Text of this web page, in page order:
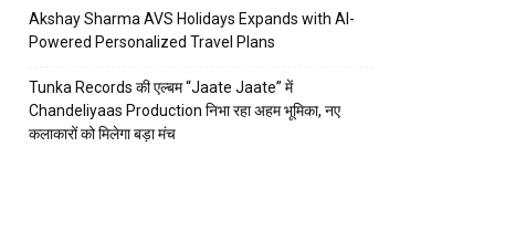
Akshay Sharma AVS Holidays Expands with AI-
Powered Personalized Travel Plans
Tunka Records की एल्बम “Jaate Jaate” में
Chandeliyaas Production निभा रहा अहम भूमिका, नए
कलाकारों को मिलेगा बड़ा मंच